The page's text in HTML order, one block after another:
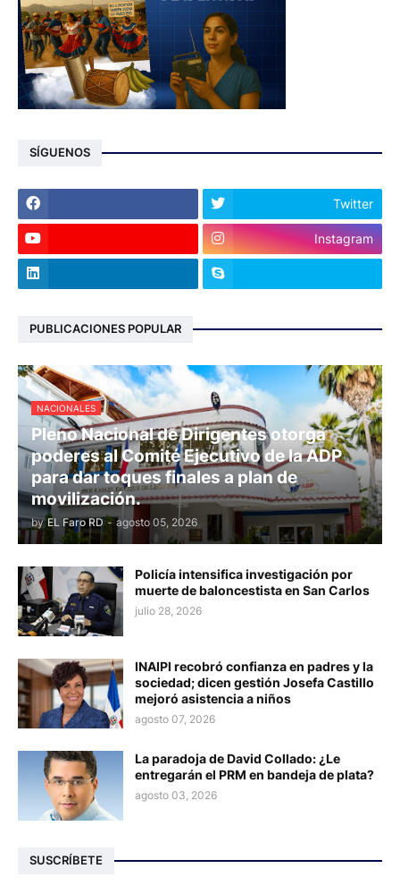
SÍGUENOS
Twitter
Instagram
PUBLICACIONES POPULAR
NACIONALES
Pleno Nacional de Dirigentes otorga
poderes al Comité Ejecutivo de la ADP
para dar toques finales a plan de
movilización.
by EL Faro RD - agosto 05, 2026
Policía intensifica investigación por
muerte de baloncestista en San Carlos
julio 28, 2026
INAIPI recobró confianza en padres y la
sociedad; dicen gestión Josefa Castillo
mejoró asistencia a niños
agosto 07, 2026
La paradoja de David Collado: ¿Le
entregarán el PRM en bandeja de plata?
agosto 03, 2026
SUSCRÍBETE